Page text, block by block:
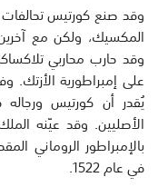
وقد صنع كورتيس
المكسيك، ولكن مع
وقد حارب محاربي
على إمبراطورية الأزتك.
الأصليين. وقد عيّنه
بالإمبراطور الروماني
في عام 1522.